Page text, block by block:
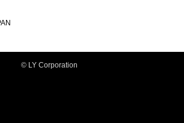
© LY Corporation